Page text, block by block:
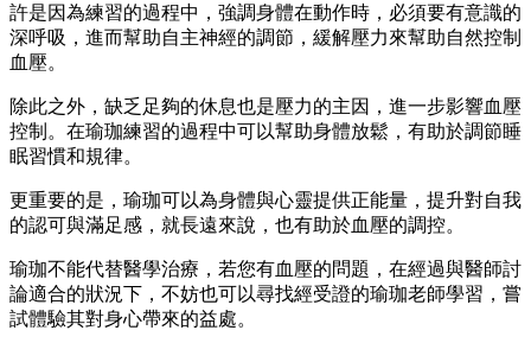
許是因為練習的過程中，強調身體在動作時，必須要有意識的
深呼吸，進而幫助自主神經的調節，緩解壓力來幫助自然控制
血壓。
除此之外，缺乏足夠的休息也是壓力的主因，進一步影響血壓
控制。在瑜珈練習的過程中可以幫助身體放鬆，有助於調節睡
眠習慣和規律。
更重要的是，瑜珈可以為身體與心靈提供正能量，提升對自我
的認可與滿足感，就長遠來說，也有助於血壓的調控。
瑜珈不能代替醫學治療，若您有血壓的問題，在經過與醫師討
論適合的狀況下，不妨也可以尋找經受證的瑜珈老師學習，嘗
試體驗其對身心帶來的益處。